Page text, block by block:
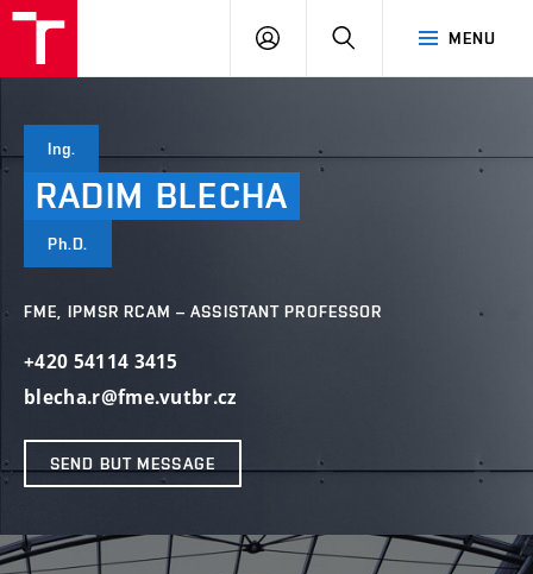
MENU
LOG
SEARCH
Ing.
RADIM BLECHA
Ph.D.
FME, IPMSR RCAM – ASSISTANT PROFESSOR
+420 54114 3415
blecha.r@fme.vutbr.cz
SEND BUT MESSAGE